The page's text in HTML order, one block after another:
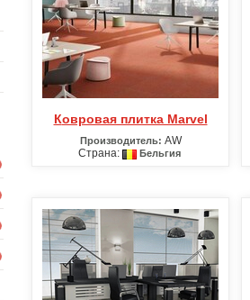
Ковровая плитка Marvel
Производитель: AW
Страна:
Бельгия